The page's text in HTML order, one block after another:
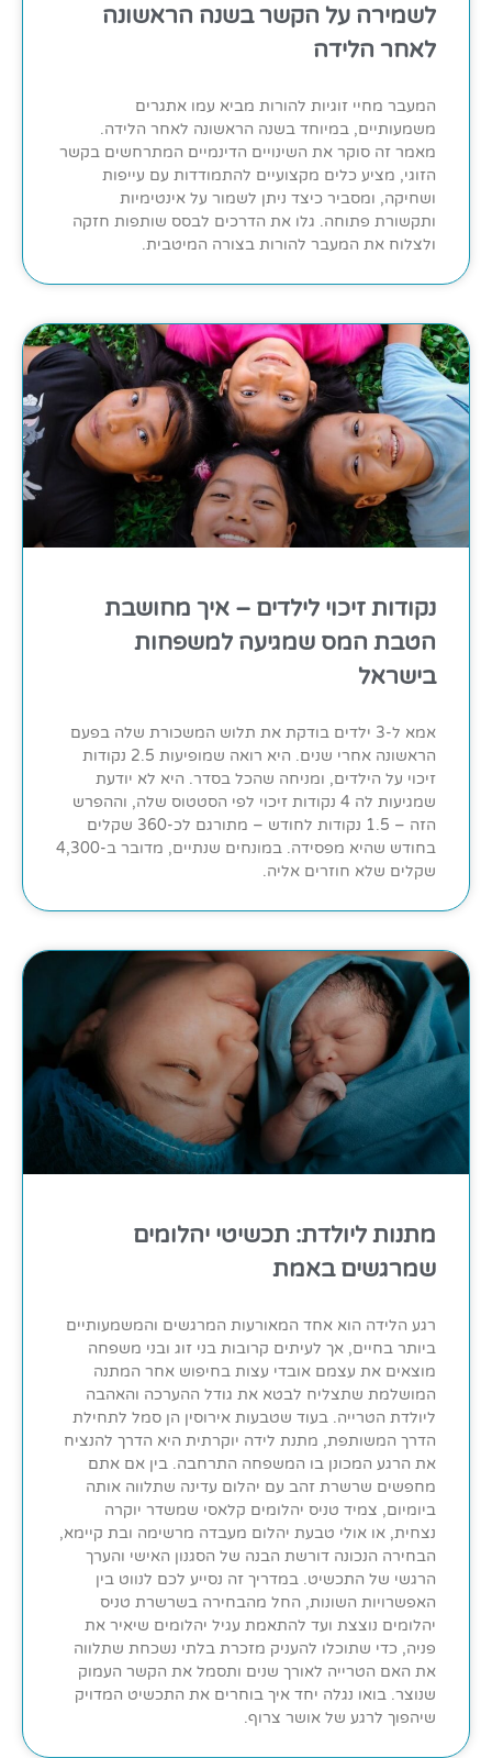
לשמירה על הקשר בשנה הראשונה
לאחר הלידה
המעבר מחיי זוגיות להורות מביא עמו אתגרים
משמעותיים, במיוחד בשנה הראשונה לאחר הלידה.
מאמר זה סוקר את השינויים הדינמיים המתרחשים בקשר
הזוגי, מציע כלים מקצועיים להתמודדות עם עייפות
ושחיקה, ומסביר כיצד ניתן לשמור על אינטימיות
ותקשורת פתוחה. גלו את הדרכים לבסס שותפות חזקה
ולצלוח את המעבר להורות בצורה המיטבית.
נקודות זיכוי לילדים – איך מחושבת
הטבת המס שמגיעה למשפחות
בישראל
אמא ל-3 ילדים בודקת את תלוש המשכורת שלה בפעם
הראשונה אחרי שנים. היא רואה שמופיעות 2.5 נקודות
זיכוי על הילדים, ומניחה שהכל בסדר. היא לא יודעת
שמגיעות לה 4 נקודות זיכוי לפי הסטטוס שלה, וההפרש
הזה – 1.5 נקודות לחודש – מתורגם לכ-360 שקלים
בחודש שהיא מפסידה. במונחים שנתיים, מדובר ב-4,300
שקלים שלא חוזרים אליה.
מתנות ליולדת: תכשיטי יהלומים
שמרגשים באמת
רגע הלידה הוא אחד המאורעות המרגשים והמשמעותיים
ביותר בחיים, אך לעיתים קרובות בני זוג ובני משפחה
מוצאים את עצמם אובדי עצות בחיפוש אחר המתנה
המושלמת שתצליח לבטא את גודל ההערכה והאהבה
ליולדת הטרייה. בעוד שטבעות אירוסין הן סמל לתחילת
הדרך המשותפת, מתנת לידה יוקרתית היא הדרך להנציח
את הרגע המכונן בו המשפחה התרחבה. בין אם אתם
מחפשים שרשרת זהב עם יהלום עדינה שתלווה אותה
ביומיום, צמיד טניס יהלומים קלאסי שמשדר יוקרה
נצחית, או אולי טבעת יהלום מעבדה מרשימה ובת קיימא,
הבחירה הנכונה דורשת הבנה של הסגנון האישי והערך
הרגשי של התכשיט. במדריך זה נסייע לכם לנווט בין
האפשרויות השונות, החל מהבחירה בשרשרת טניס
יהלומים נוצצת ועד להתאמת עגיל יהלומים שיאיר את
פניה, כדי שתוכלו להעניק מזכרת בלתי נשכחת שתלווה
את האם הטרייה לאורך שנים ותסמל את הקשר העמוק
שנוצר. בואו נגלה יחד איך בוחרים את התכשיט המדויק
שיהפוך לרגע של אושר צרוף.